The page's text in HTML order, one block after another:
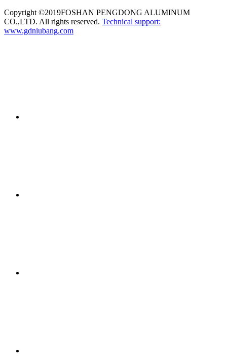
Copyright ©2019FOSHAN PENGDONG ALUMINUM
CO.,LTD. All rights reserved. Technical support:
www.gdniubang.com